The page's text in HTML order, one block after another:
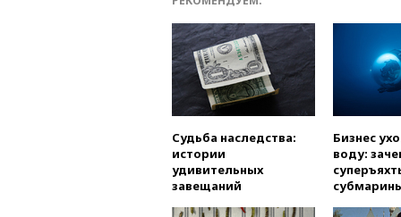
Судьба наследства:
истории
удивительных
завещаний
Бизнес
воду: